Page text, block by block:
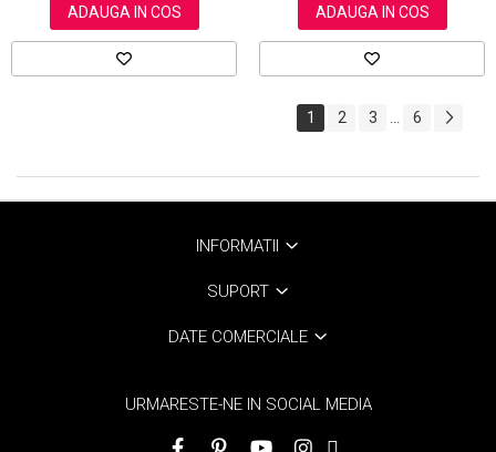
ADAUGA IN COS ADAUGA IN COS
1 2 3 6
INFORMATII
SUPORT
DATE COMERCIALE
URMARESTE-NE IN SOCIAL MEDIA